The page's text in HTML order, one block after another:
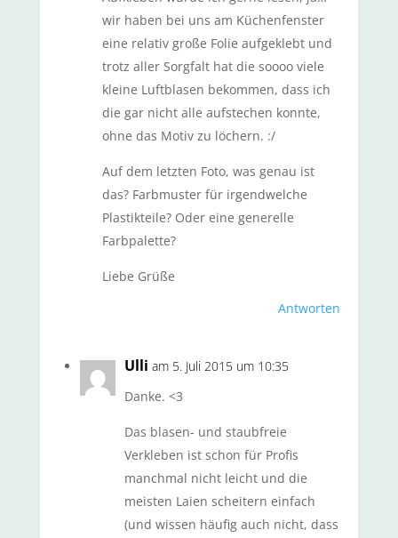
wir haben bei uns am Küchenfenster
eine relativ große Folie aufgeklebt und
trotz aller Sorgfalt hat die soooo viele
kleine Luftblasen bekommen, dass ich
die gar nicht alle aufstechen konnte,
ohne das Motiv zu löchern. :/
Auf dem letzten Foto, was genau ist
das? Farbmuster für irgendwelche
Plastikteile? Oder eine generelle
Farbpalette?
Liebe Grüße
Antworten
Ulli am 5. Juli 2015 um 10:35
Danke. <3
Das blasen- und staubfreie
Verkleben ist schon für Profis
manchmal nicht leicht und die
meisten Laien scheitern einfach
(und wissen häufig auch nicht, dass